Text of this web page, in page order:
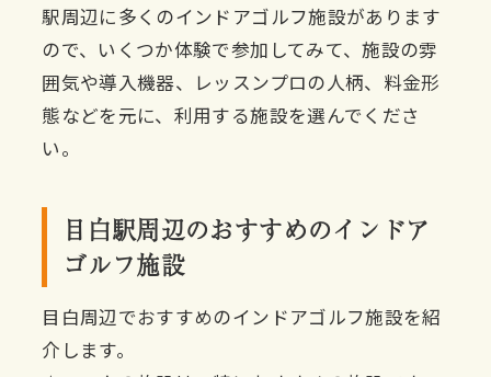
駅周辺に多くのインドアゴルフ施設があります
ので、いくつか体験で参加してみて、施設の雰
囲気や導入機器、レッスンプロの人柄、料金形
態などを元に、利用する施設を選んでくださ
い。
目白駅周辺のおすすめのインドア
ゴルフ施設
目白周辺でおすすめのインドアゴルフ施設を紹
介します。